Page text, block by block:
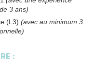
3 ans)
(L3) (avec au minimum 3
: